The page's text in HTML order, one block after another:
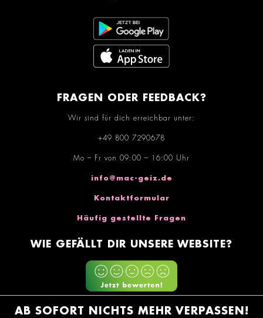
FRAGEN ODER FEEDBACK?
Wir sind für dich erreichbar unter:
+49 800 7290678
Mo – Fr von 09:00 – 16:00 Uhr
info@mac-geiz.de
Kontaktformular
Häufig gestellte Fragen
WIE GEFÄLLT DIR UNSERE WEBSITE?
AB SOFORT NICHTS MEHR VERPASSEN!